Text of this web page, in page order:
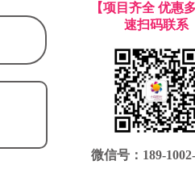
【项目齐全 优惠
速扫码联系
微信号：189-